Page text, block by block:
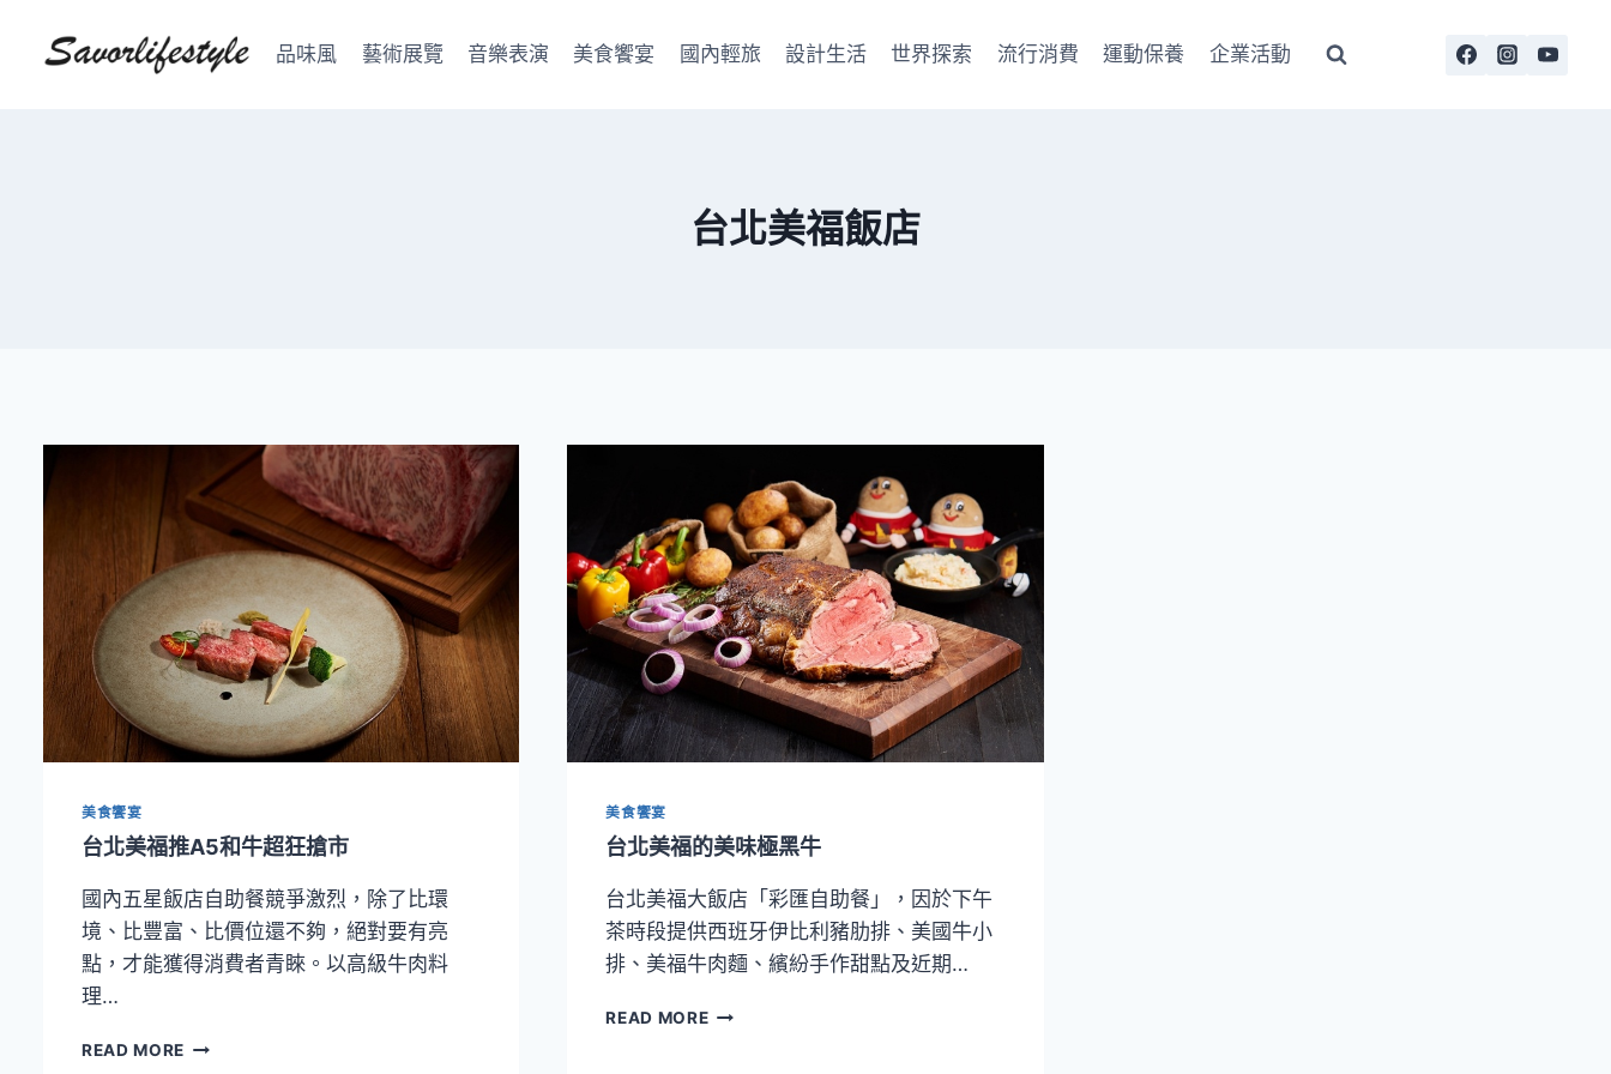
品味風 藝術展覽 音樂表演 美食饗宴 國內輕旅 設計生活 世界探索 流行消費 運動保養 企業活動
台北美福飯店
美食饗宴
台北美福推A5和牛超狂搶市
國內五星飯店自助餐競爭激烈，除了比環
境、比豐富、比價位還不夠，絕對要有亮
點，才能獲得消費者青睞。以高級牛肉料
理…
READ MORE
美食饗宴
台北美福的美味極黑牛
台北美福大飯店「彩匯自助餐」，因於下午
茶時段提供西班牙伊比利豬肋排、美國牛小
排、美福牛肉麵、繽紛手作甜點及近期…
READ MORE台